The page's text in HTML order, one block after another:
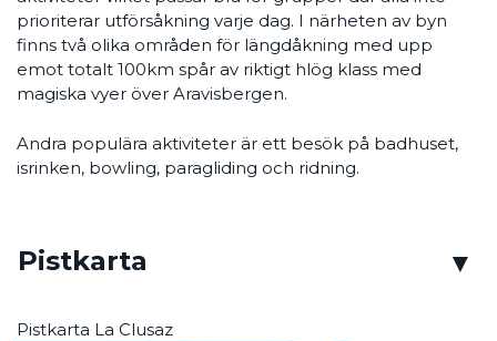
prioriterar utförsåkning varje dag. I närheten av byn
finns två olika områden för längdåkning med upp
emot totalt 100km spår av riktigt hlög klass med
magiska vyer över Aravisbergen.
Andra populära aktiviteter är ett besök på badhuset,
isrinken, bowling, paragliding och ridning.
Pistkarta
Pistkarta La Clusaz